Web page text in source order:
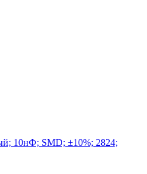
10нФ; SMD; ±10%; 2824;